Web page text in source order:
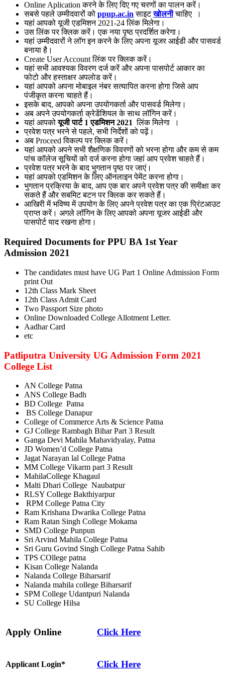
Online Aplication करने के लिए दिए गए चरणों का पालन करें।
सबसे पहले उम्मीदवारों को ppup.ac.inसाइटखोलनीचाहिए
।
यहां आपको यूजी एडमिशन 2021-24 लिंक मिलेगा।
उस लिंक पर क्लिक करें।एक नया पृष्ठ प्रदर्शित करेगा।
यहां उम्मीदवारों ने लॉग इन करने के लिए अपना यूजर आईडी और पासवर्ड
बनाया है।
Create User Account लिंक पर क्लिक करें।
यहां सभी आवश्यक विवरण दर्ज करें और अपना पासपोर्ट आकार का
फोटो और हस्ताक्षर अपलोड करें।
यहां आपको अपना मोबाइल नंबर सत्यापित करना होगा जिसे आप
पंजीकृत करना चाहते हैं।
इसके बाद, आपको अपना उपयोगकर्ता और पासवर्ड मिलेगा।
अब अपने उपयोगकर्ता क्रेडेंशियल के साथ लॉगिन करें।
यहां आपकोयूजी पार्ट 1 एडमिशन 2021 लिंकमिलेगा
।
प्रवेश पत्र भरने से पहले, सभी निर्देशों को पढ़ें।
अब Proceed विकल्प पर क्लिक करें।
यहां आपको अपने सभी शैक्षणिक विवरणों को भरना होगा और कम से कम
पांच कॉलेज सूचियों को दर्ज करना होगा जहां आप प्रवेश चाहते हैं।
प्रवेश पत्र भरने के बाद भुगतान पृष्ठ पर जाएं।
यहां आपको एडमिशन के लिए ऑनलाइन पेमेंट करना होगा।
भुगतान प्रक्रिया के बाद, आप एक बार अपने प्रवेश पत्र की समीक्षा कर
सकते हैं और सबमिट बटन पर क्लिक कर सकते हैं।
आखिरी में भविष्य में उपयोग के लिए अपने प्रवेश पत्र का एक प्रिंटआउट
प्राप्त करें। अगले लॉगिन के लिए आपको अपना यूजर आईडी और
पासपोर्ट याद रखना होगा।
Required Documents for PPU BA 1st Year
Admission 2021
The candidates must have UG Part 1 Online Admission Form
print Out
12th Class Mark Sheet
12th Class Admit Card
Two Passport Size photo
Online Downloaded College Allotment Letter.
Aadhar Card
etc
Patliputra University UG Admission Form 2021
College List
AN College Patna
ANS College Badh
BD College Patna
BS College Danapur
College of Commerce Arts & Science Patna
GJ College Rambagh Bihar Part 3 Result
Ganga Devi Mahila Mahavidyalay, Patna
JD Women’d College Patna
Jagat Narayan lal College Patna
MM College Vikarm part 3 Result
MahilaCollege Khagaul
Malti Dhari College Naubatpur
RLSY College Bakthiyarpur
RPM College Patna City
Ram Krishana Dwarika College Patna
Ram Ratan Singh College Mokama
SMD College Punpun
Sri Arvind Mahila College Patna
Sri Guru Govind Singh College Patna Sahib
TPS COllege patna
Kisan College Nalanda
Nalanda College Biharsarif
Nalanda mahila college Biharsarif
SPM College Udantpuri Nalanda
SU College Hilsa
Apply Online Click Here
Applicant Login* Click Here